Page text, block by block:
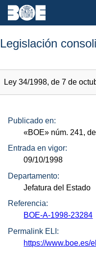
Legislación
Ley 34/1998, de 7 de
Publicado en:
«BOE» núm. 241,
Entrada en vigor:
09/10/1998
Departamento:
Jefatura del Estado
Referencia:
BOE-A-1998-23284
Permalink ELI:
https://www.boe.es/